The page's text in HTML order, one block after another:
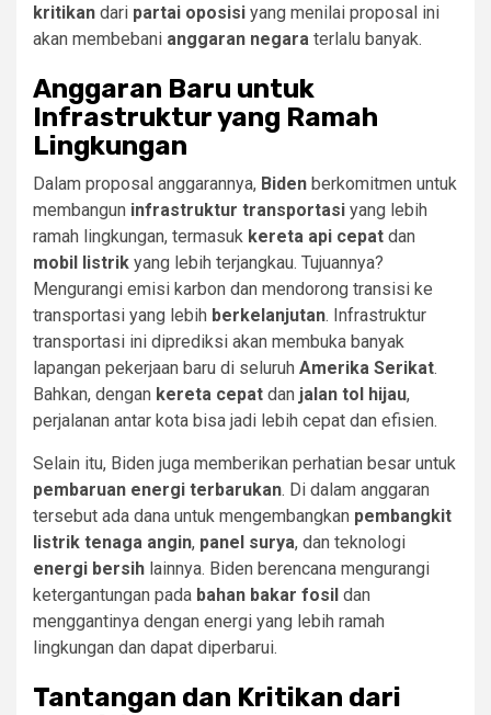
kritikan dari partai oposisi yang menilai proposal ini
akan membebani anggaran negara terlalu banyak.
Anggaran Baru untuk
Infrastruktur yang Ramah
Lingkungan
Dalam proposal anggarannya, Biden berkomitmen untuk
membangun infrastruktur transportasi yang lebih
ramah lingkungan, termasuk kereta api cepat dan
mobil listrik yang lebih terjangkau. Tujuannya?
Mengurangi emisi karbon dan mendorong transisi ke
transportasi yang lebih berkelanjutan. Infrastruktur
transportasi ini diprediksi akan membuka banyak
lapangan pekerjaan baru di seluruh Amerika Serikat.
Bahkan, dengan kereta cepat dan jalan tol hijau,
perjalanan antar kota bisa jadi lebih cepat dan efisien.
Selain itu, Biden juga memberikan perhatian besar untuk
pembaruan energi terbarukan. Di dalam anggaran
tersebut ada dana untuk mengembangkan pembangkit
listrik tenaga angin, panel surya, dan teknologi
energi bersih lainnya. Biden berencana mengurangi
ketergantungan pada bahan bakar fosil dan
menggantinya dengan energi yang lebih ramah
lingkungan dan dapat diperbarui.
Tantangan dan Kritikan dari